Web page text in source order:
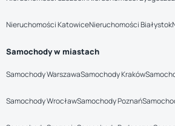
Nieruchomości KatowiceNieruchomości Białystok
Samochody w miastach
Samochody WarszawaSamochody Kraków
Samochody WrocławSamochody Poznań